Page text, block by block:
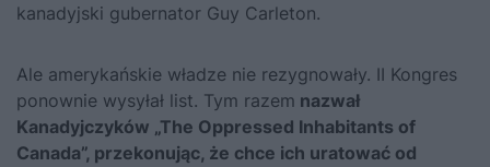
kanadyjski gubernator Guy Carleton.
Ale amerykańskie władze nie rezygnowały. II Kongres
ponownie wysyłał list. Tym razem nazwał
Kanadyjczyków „The Oppressed Inhabitants of
Canada”, przekonując, że chce ich uratować od